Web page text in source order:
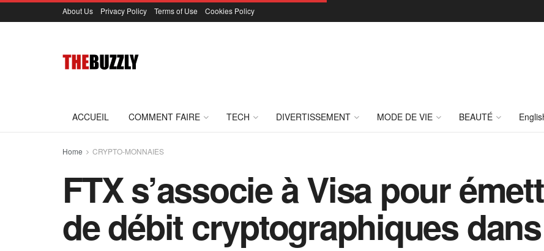
About Us Privacy Policy Terms of Use Cookies Policy
ACCUEIL COMMENT FAIRE TECH DIVERTISSEMENT MODE DE VIE BEAUTÉ
Home CRYPTO-MONNAIES
FTX s’associe à Visa pour
de débit cryptographiques